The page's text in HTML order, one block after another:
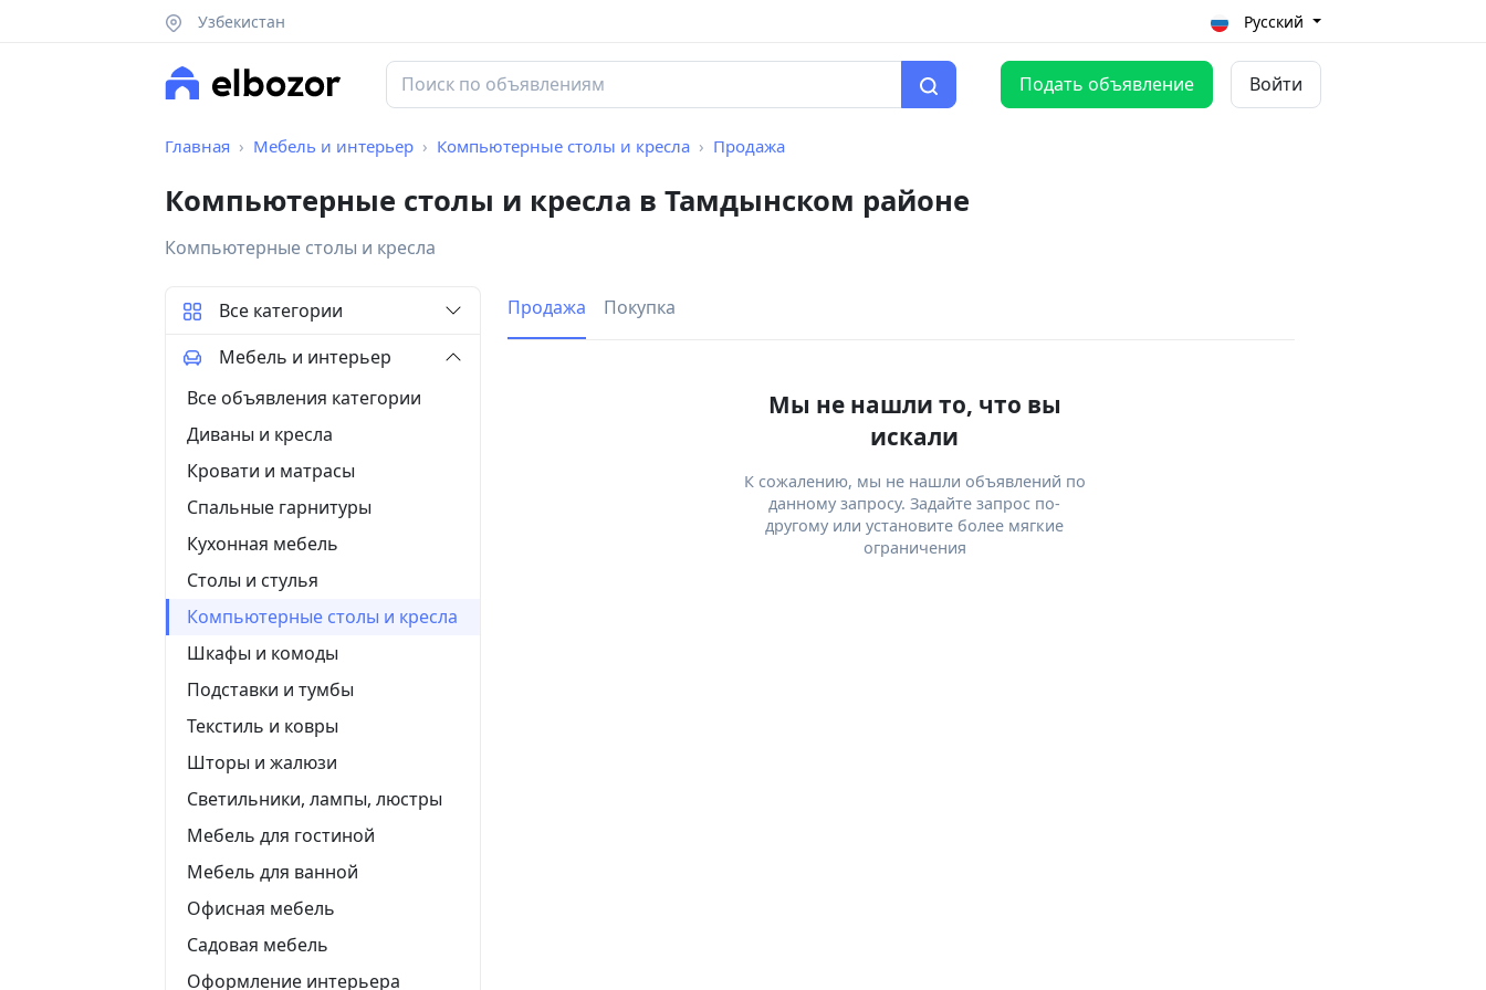
Узбекистан Русский
Подать объявление Войти
Главная Мебель и интерьер Компьютерные столы и кресла Продажа
Компьютерные столы и кресла в Тамдынском районе
Компьютерные столы и кресла
Продажа Покупка
Мы не нашли то, что вы
искали
К сожалению, мы не нашли объявлений по
данному запросу. Задайте запрос по-
другому или установите более мягкие
ограничения
Все категории
Мебель и интерьер
Все объявления категории
Диваны и кресла
Кровати и матрасы
Спальные гарнитуры
Кухонная мебель
Столы и стулья
Компьютерные столы и кресла
Шкафы и комоды
Подставки и тумбы
Текстиль и ковры
Шторы и жалюзи
Светильники, лампы, люстры
Мебель для гостиной
Мебель для ванной
Офисная мебель
Садовая мебель
Оформление интерьера